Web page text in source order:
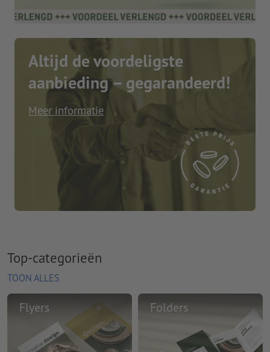
Altijd de voordeligste
aanbieding – gegarandeerd!
Meer informatie
Top-categorieën
TOON ALLES
Flyers Folders